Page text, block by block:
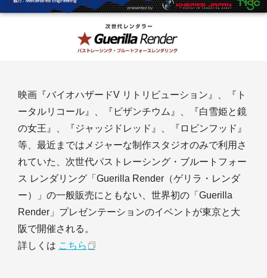
映画『バイオハザードV リトリビューション』、『ト
ータルリコール』、『ビザンチウム』、『白雪姫と鏡
の女王』、『ジャッジドレッド』、『ロビンフッド』
等、最近まではメジャーな制作スタジオのみで利用さ
れていた、次世代パストレーシング・ブルートフォー
ス レンダリング「Guerilla Render（ゲリラ・レンダ
ー）」の一般販売にともない、世界初の「Guerilla
Render」プレゼンテーションのイベントが東京と大
阪で開催される。
詳しくは こちら